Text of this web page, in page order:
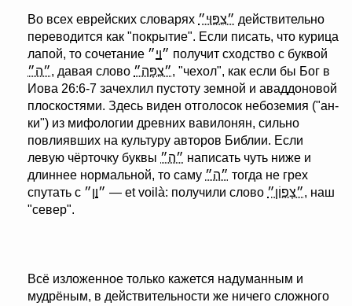
Во всех еврейских словарях ״צִפּוּי״ действительно
переводится как "покрытие". Если писать, что курица
лапой, то сочетание ״וי
״ получит сходство с буквой
״ה״, давая слово ״צִפָּה״, "чехол", как если бы Бог в
Иова 26:6-7 зачехлил пустоту земной и аваддоновой
плоскостями. Здесь виден отголосок небоземия ("ан-
ки") из мифологии древних вавилонян, сильно
повлиявших на культуру авторов Библии. Если
левую чёрточку буквы ״ה״ написать чуть ниже и
длиннее нормальной, то саму ״ה״ тогда не грех
спутать с ״ון ״ — et voilà: получили слово ״צָפוֹן״, наш
"север".
Всё изложенное только кажется надуманным и
мудрёным, в действительности же ничего сложного